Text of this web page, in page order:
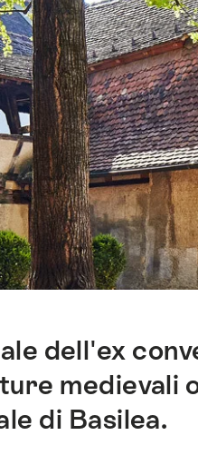
dell'ex
medievali
di Basilea.